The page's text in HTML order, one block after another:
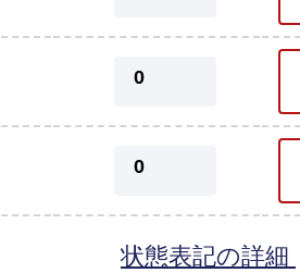
0
0
状態表記の詳細